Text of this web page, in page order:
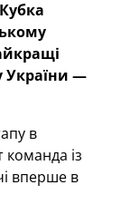
Кубка
України —
в
команда із
вперше в